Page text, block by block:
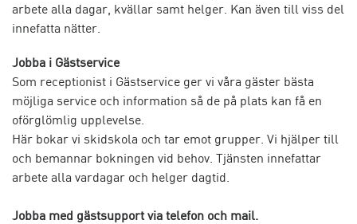
arbete alla dagar, kvällar samt helger. Kan även till viss del
innefatta nätter.
Jobba i Gästservice
Som receptionist i Gästservice ger vi våra gäster bästa
möjliga service och information så de på plats kan få en
oförglömlig upplevelse.
Här bokar vi skidskola och tar emot grupper. Vi hjälper till
och bemannar bokningen vid behov. Tjänsten innefattar
arbete alla vardagar och helger dagtid.
Jobba med gästsupport via telefon och mail.